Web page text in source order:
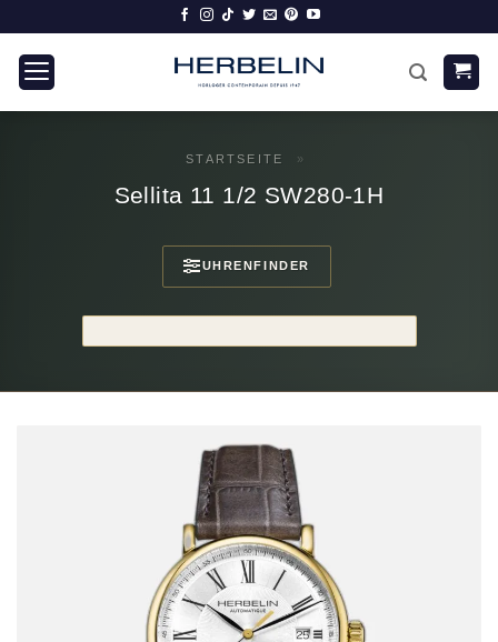
springen
STARTSEITE »
Sellita 11 1/2 SW280-1H
UHRENFINDER